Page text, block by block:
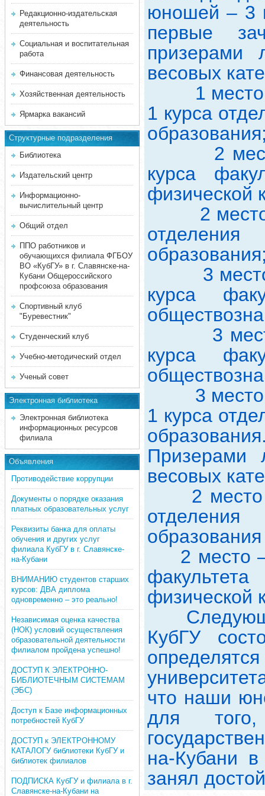
Редакционно-издательская
деятельность
Социальная и воспитательная
работа
Финансовая деятельность
Хозяйственная деятельность
Ярмарка вакансий
Структурные подразделения
Библиотека
Издательский центр
Информационно-
вычислительный центр
Общий отдел
ППО работников и
обучающихся филиала ФГБОУ
ВО «КубГУ» в г. Славянске-на-
Кубани Общероссийского
профсоюза образования
Спортивный клуб
"Буревестник"
Студенческий клуб
Учебно-методический отдел
Ученый совет
Электронная библиотека
Электронная библиотека
информационных ресурсов
филиала
Объявления
Противодействие коррупции
Документы о порядке оказания
платных образовательных услуг
Реквизиты банка для оплаты
обучения и других услуг
филиала КубГУ в г. Славянске-
на-Кубани
ВНИМАНИЮ студентов старших
курсов: ДВА диплома
одновременно – это реально!
Независимая оценка качества
(НОК) условий осуществления
образовательной деятельности
филиалом пройдена успешно!
ДОСТУП К ЭЛЕКТРОННО-
БИБЛИОТЕЧНЫМ СИСТЕМАМ
(ЭБС)
Доступ к Базе информационных
потребностей КубГУ
ДОСТУП к ЭЛЕКТРОННОМУ
КАТАЛОГУ библиотеки КубГУ и
библиотек филиалов
ПОДПИСКА КубГУ и филиала в г.
Славянске-на-Кубани на
юношей – 3
первые
призерами
весовых
1 место –
1 курса
2 место
курса
физической
2 место –
3 место –
курса
3 место –
курса
3 место –
1 курса
Призерами
весовых
2 место –
образования
2 место –
физической
КубГУ
что наши
для
на-Кубани
занял